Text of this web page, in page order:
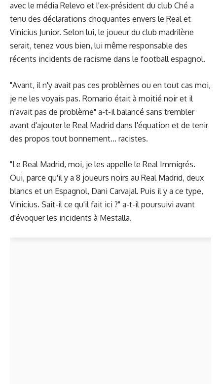
avec le média Relevo et l'ex-président du club Ché a
tenu des déclarations choquantes envers le Real et
Vinicius Junior. Selon lui, le joueur du club madrilène
serait, tenez vous bien, lui même responsable des
récents incidents de racisme dans le football espagnol.
"Avant, il n'y avait pas ces problèmes ou en tout cas moi,
je ne les voyais pas. Romario était à moitié noir et il
n'avait pas de problème" a-t-il balancé sans trembler
avant d'ajouter le Real Madrid dans l'équation et de tenir
des propos tout bonnement... racistes.
"Le Real Madrid, moi, je les appelle le Real Immigrés.
Oui, parce qu'il y a 8 joueurs noirs au Real Madrid, deux
blancs et un Espagnol, Dani Carvajal. Puis il y a ce type,
Vinicius. Sait-il ce qu'il fait ici ?" a-t-il poursuivi avant
d'évoquer les incidents à Mestalla.